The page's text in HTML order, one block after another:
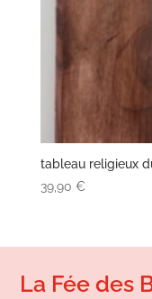
tableau religieux
39,90 €
La Fée des